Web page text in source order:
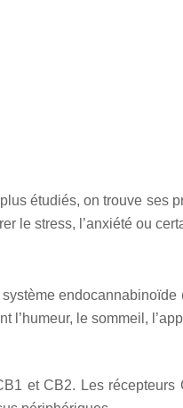
étudiés, on trouve ses
le stress, l’anxiété ou
le sommeil,
et CB2. Les